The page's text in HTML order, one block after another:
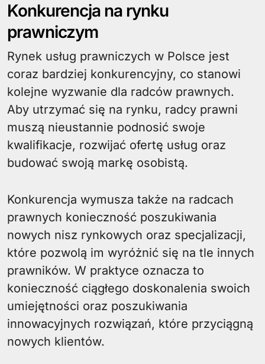
Konkurencja na rynku
prawniczym
Rynek usług prawniczych w Polsce jest
coraz bardziej konkurencyjny, co stanowi
kolejne wyzwanie dla radców prawnych.
Aby utrzymać się na rynku, radcy prawni
muszą nieustannie podnosić swoje
kwalifikacje, rozwijać ofertę usług oraz
budować swoją markę osobistą.
Konkurencja wymusza także na radcach
prawnych konieczność poszukiwania
nowych nisz rynkowych oraz specjalizacji,
które pozwolą im wyróżnić się na tle innych
prawników. W praktyce oznacza to
konieczność ciągłego doskonalenia swoich
umiejętności oraz poszukiwania
innowacyjnych rozwiązań, które przyciągną
nowych klientów.